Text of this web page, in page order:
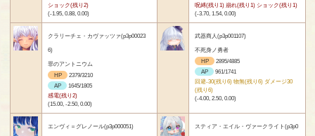
ショック(残り2)
(-1.95, 0.88, 0.00)
呪縛(残り1) 崩れ(残り1) ショック(残り1)
(-3.70, 1.54, 0.00)
クラリーチェ・カヴァッツァ(p3p00023
6)
罪のアントニウム
HP
2379/3210
AP
1645/1805
感電(残り2)
(15.00, -2.50, 0.00)
武器商人(p3p001107)
不死身ノ勇者
HP
2895/4885
AP
961/1741
回避-30(残り6) 物無(残り6) ダメージ30
(残り6)
(-4.00, 2.50, 0.00)
エンヴィ＝グレノール(p3p000051)
スティア・エイル・ヴァークライト(p3p0